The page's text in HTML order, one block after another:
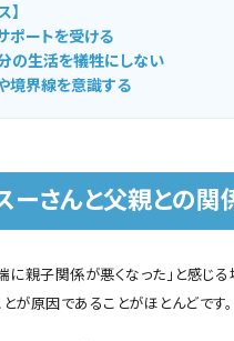
】
ポートを受ける
の生活を犠牲にしない
境界線を意識する
ーさんと父親との関
に親子関係が悪くなった」と感じ
が原因であることがほとんどです。